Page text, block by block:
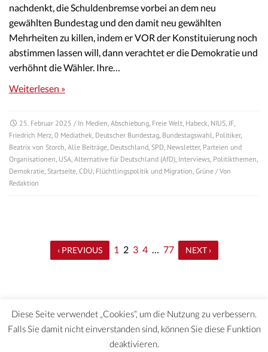
nachdenkt, die Schuldenbremse vorbei an dem neu
gewählten Bundestag und den damit neu gewählten
Mehrheiten zu killen, indem er VOR der Konstituierung noch
abstimmen lassen will, dann verachtet er die Demokratie und
verhöhnt die Wähler. Ihre…
Weiterlesen »
25. Februar 2025 / In Medien, Abschiebung, Freie Welt, Habeck, NIUS,JF,
Friedrich Merz, 0 Mediathek, Deutscher Bundestag, Bundestagswahl, Politiker,
Beatrix von Storch, Alle Beiträge, Deutschland, SPD, Newsletter, Parteien und
Organisationen, USA, Alternative für Deutschland (AfD), Interviews, Politikthemen,
Demokratie, Startseite, CDU, Flüchtlingspolitik und Migration, Grüne / Von
Redaktion
‹ PREVIOUS 1 2 3 4 … 77 NEXT ›
Diese Seite verwendet „Cookies“, um die Nutzung zu verbessern.
Falls Sie damit nicht einverstanden sind, können Sie diese Funktion
deaktivieren.